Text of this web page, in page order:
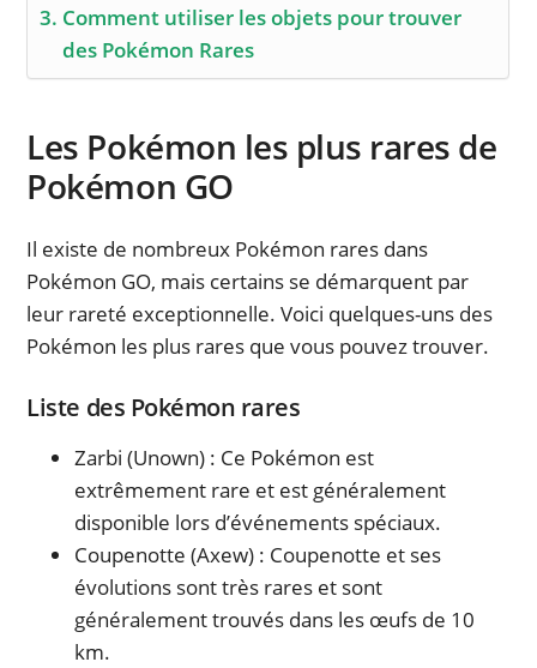
Comment utiliser les objets pour trouver
des Pokémon Rares
Les Pokémon les plus rares de
Pokémon GO
Il existe de nombreux Pokémon rares dans
Pokémon GO, mais certains se démarquent par
leur rareté exceptionnelle. Voici quelques-uns des
Pokémon les plus rares que vous pouvez trouver.
Liste des Pokémon rares
Zarbi (Unown) : Ce Pokémon est
extrêmement rare et est généralement
disponible lors d’événements spéciaux.
Coupenotte (Axew) : Coupenotte et ses
évolutions sont très rares et sont
généralement trouvés dans les œufs de 10
km.